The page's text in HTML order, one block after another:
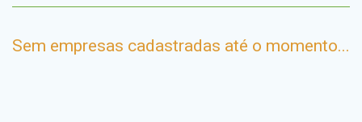
Sem empresas cadastradas até o momento...